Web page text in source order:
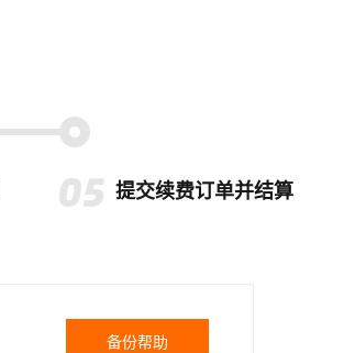
提交续费订单并结算
备份帮助